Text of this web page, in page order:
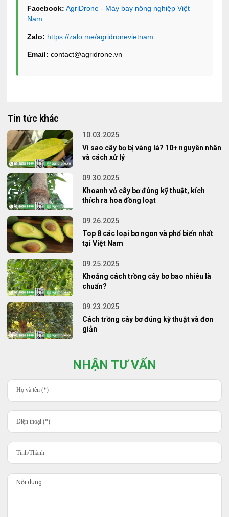
Facebook: AgriDrone - Máy bay nông nghiệp Việt
Nam
Zalo: https://zalo.me/agridronevietnam
Email: contact@agridrone.vn
Tin tức khác
10.03.2025
Vì sao cây bơ bị vàng lá? 10+ nguyên nhân
và cách xử lý
09.30.2025
Khoanh vỏ cây bơ đúng kỹ thuật, kích
thích ra hoa đồng loạt
09.26.2025
Top 8 các loại bơ ngon và phổ biến nhất
tại Việt Nam
09.25.2025
Khoảng cách trồng cây bơ bao nhiêu là
chuẩn?
09.23.2025
Cách trồng cây bơ đúng kỹ thuật và đơn
giản
NHẬN TƯ VẤN